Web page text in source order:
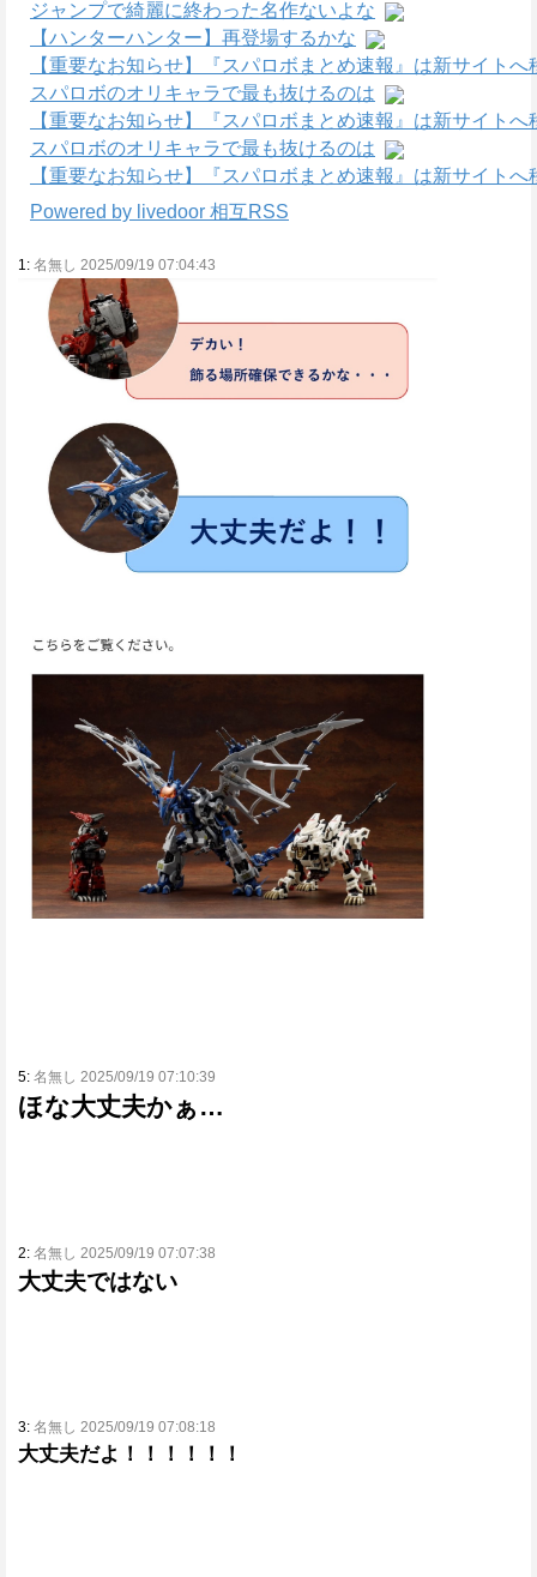
ジャンプで綺麗に終わった名作ないよな
【ハンターハンター】再登場するかな
【重要なお知らせ】『スパロボまとめ速報』は新サイトへ
スパロボのオリキャラで最も抜けるのは
【重要なお知らせ】『スパロボまとめ速報』は新サイトへ
スパロボのオリキャラで最も抜けるのは
【重要なお知らせ】『スパロボまとめ速報』は新サイトへ
Powered by livedoor 相互RSS
1: 名無し 2025/09/19 07:04:43
5: 名無し 2025/09/19 07:10:39
ほな大丈夫かぁ…
2: 名無し 2025/09/19 07:07:38
大丈夫ではない
3: 名無し 2025/09/19 07:08:18
大丈夫だよ！！！！！！